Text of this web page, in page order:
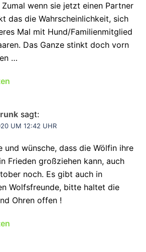
wenn sie jetzt einen Partner
das die Wahrscheinlichkeit, sich
Mal mit Hund/Familienmitglied
Das Ganze stinkt doch vorn
…
sagt:
UM 12:42 UHR
und wünsche, dass die Wölfin ihre
Frieden großziehen kann, auch
noch. Es gibt auch in
Wolfsfreunde, bitte haltet die
Ohren offen !